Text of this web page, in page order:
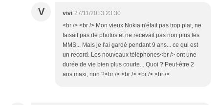
V vivi 27/11/2013 23:30
<br /> <br /> Mon vieux Nokia n'était pas trop plat, ne
faisait pas de photos et ne recevait pas non plus les
MMS... Mais je l'ai gardé pendant 9 ans... ce qui est
un record. Les nouveaux téléphones<br /> ont une
durée de vie bien plus courte... Quoi ? Peut-être 2
ans maxi, non ?<br /> <br /> <br /> <br />